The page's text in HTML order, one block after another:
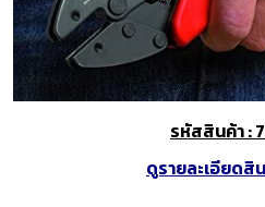
รหัสสินค้า :
ดูรายละเอียดสิ